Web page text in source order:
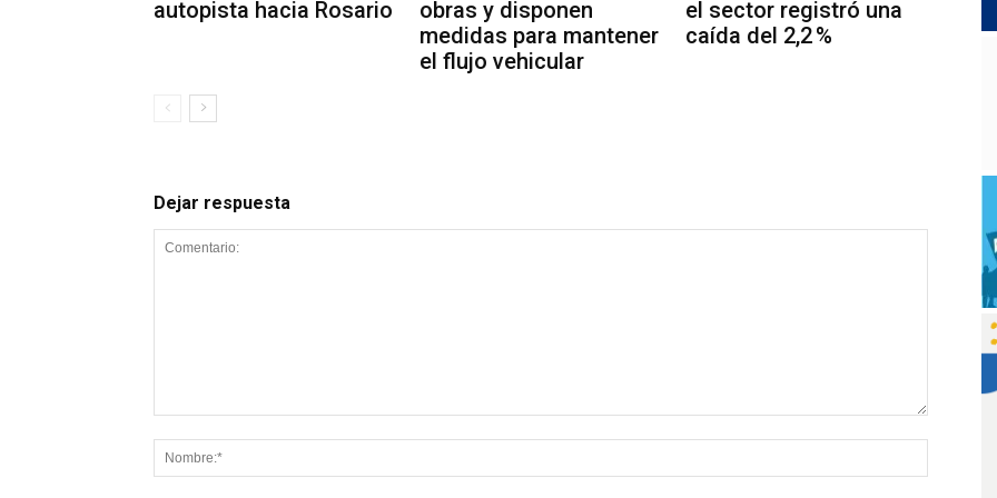
autopista hacia Rosario
obras y disponen
medidas para mantener
el flujo vehicular
el sector registró una
caída del 2,2 %
Dejar respuesta